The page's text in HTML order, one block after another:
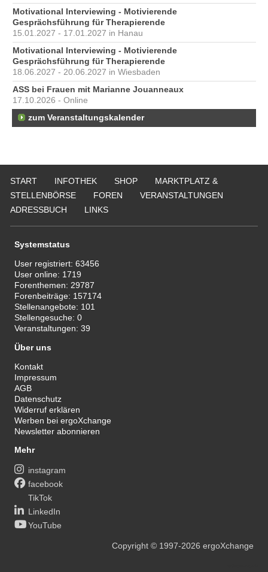
Motivational Interviewing - Motivierende
Gesprächsführung für Therapierende
15.01.2027 - 17.01.2027 in Hanau
Motivational Interviewing - Motivierende
Gesprächsführung für Therapierende
18.06.2027 - 20.06.2027 in Wiesbaden
ASS bei Frauen mit Marianne Jouanneaux
17.10.2026 - Online
zum Veranstaltungskalender
START INFOTHEK SHOP
MARKTPLATZ &
STELLENBÖRSE
FOREN
VERANSTALTUNGEN
ADRESSBUCH
LINKS
Systemstatus
User registriert:63456
User online: 1719
Forenthemen: 29787
Forenbeiträge: 157174
Stellenangebote: 101
Stellengesuche:0
Veranstaltungen:39
Über uns
Kontakt
Impressum
AGB
Datenschutz
Widerruf erklären
Werben bei ergoXchange
Newsletter abonnieren
Mehr
instagram
facebook
TikTok
LinkedIn
YouTube
Copyright© 1997-2026 ergoXchange